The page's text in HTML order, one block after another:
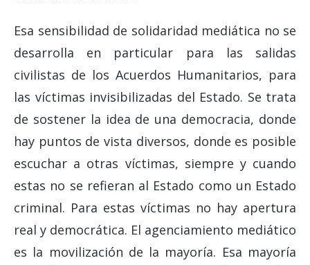
Esa sensibilidad de solidaridad mediática no se
desarrolla en particular para las salidas
civilistas de los Acuerdos Humanitarios, para
las víctimas invisibilizadas del Estado. Se trata
de sostener la idea de una democracia, donde
hay puntos de vista diversos, donde es posible
escuchar a otras víctimas, siempre y cuando
estas no se refieran al Estado como un Estado
criminal. Para estas víctimas no hay apertura
real y democrática. El agenciamiento mediático
es la movilización de la mayoría. Esa mayoría